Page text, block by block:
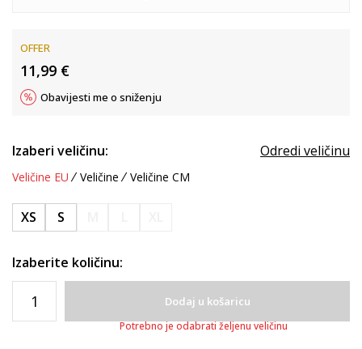
OFFER
11,99 €
Obavijesti me o sniženju
Izaberi veličinu: Odredi veličinu
Veličine EU Veličine Veličine CM
XS S
Izaberite količinu:
Dodaj u košaricu
Potrebno je odabrati željenu veličinu